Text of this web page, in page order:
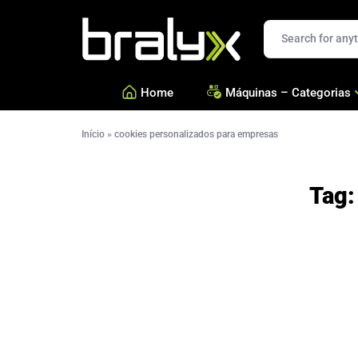
Home Máquinas – Categorias
Esfihas, Pastéis e Massa
Início » cookies personalizados para empresas
Tag: